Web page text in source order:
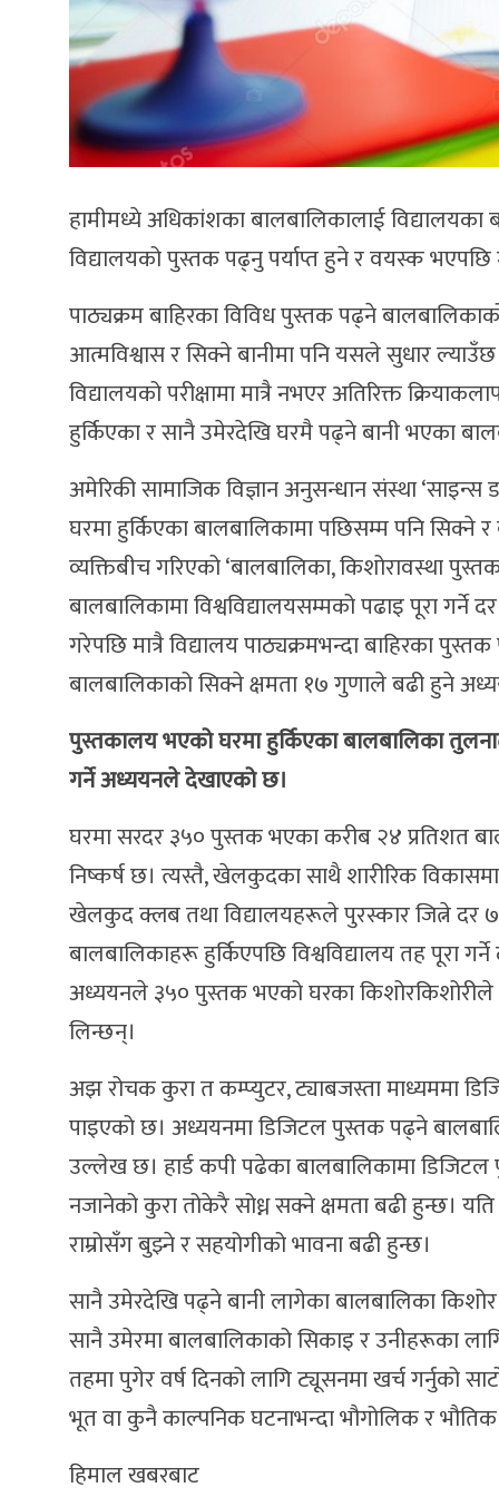
हामीमध्ये अधिकांशका बालबालिकालाई विद्यालयका
विद्यालयको पुस्तक पढ्नु पर्याप्त हुने र वयस्क
पाठ्यक्रम बाहिरका विविध पुस्तक पढ्ने
आत्मविश्वास र सिक्ने बानीमा पनि यसले सुधार
विद्यालयको परीक्षामा मात्रै नभएर अतिरिक्त
हुर्किएका र सानै उमेरदेखि घरमै पढ्ने बानी भएका
अमेरिकी सामाजिक विज्ञान अनुसन्धान संस्था
घरमा हुर्किएका बालबालिकामा पछिसम्म पनि
व्यक्तिबीच गरिएको ‘बालबालिका, किशोरावस्था
बालबालिकामा विश्वविद्यालयसम्मको पढाइ पूरा
गरेपछि मात्रै विद्यालय पाठ्यक्रमभन्दा बाहिरका
बालबालिकाको सिक्ने क्षमता १७ गुणाले बढी हुने
पुस्तकालय भएको घरमा हुर्किएका बालबालिका
गर्ने अध्ययनले देखाएको छ।
घरमा सरदर ३५० पुस्तक भएका करीब २४ प्रतिशत
निष्कर्ष छ। त्यस्तै, खेलकुदका साथै शारीरिक
खेलकुद क्लब तथा विद्यालयहरूले पुरस्कार जित्ने दर
बालबालिकाहरू हुर्किएपछि विश्वविद्यालय तह पूरा
अध्ययनले ३५० पुस्तक भएको घरका किशोरकिशोरीले
लिन्छन्।
अझ रोचक कुरा त कम्प्युटर, ट्याबजस्ता माध्यममा
पाइएको छ। अध्ययनमा डिजिटल पुस्तक पढ्ने
उल्लेख छ। हार्ड कपी पढेका बालबालिकामा
नजानेको कुरा तोकेरै सोध्न सक्ने क्षमता बढी हुन्छ।
राम्रोसँग बुझ्ने र सहयोगीको भावना बढी हुन्छ।
सानै उमेरदेखि पढ्ने बानी लागेका बालबालिका
सानै उमेरमा बालबालिकाको सिकाइ र उनीहरूका
तहमा पुगेर वर्ष दिनको लागि ट्यूसनमा खर्च गर्नुको
भूत वा कुनै काल्पनिक घटनाभन्दा भौगोलिक र
हिमाल खबरबाट